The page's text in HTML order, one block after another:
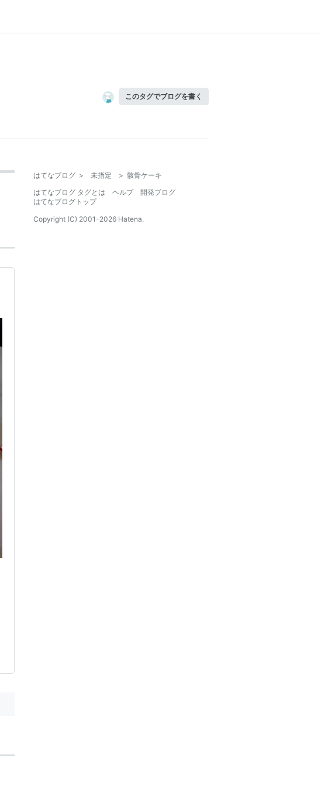
このタグでブログを書く
はてなブログ > 未指定 > 骸骨ケーキ
はてなブログ タグとは
ヘルプ
開発ブログ
はてなブログトップ
Copyright (C) 2001-2026 Hatena.